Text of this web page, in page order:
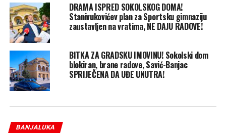
DRAMA ISPRED SOKOLSKOG DOMA!
Stanivukovićev plan za Sportsku gimnaziju
zaustavljen na vratima, NE DAJU RADOVE!
BITKA ZA GRADSKU IMOVINU! Sokolski dom
blokiran, brane radove, Savić-Banjac
SPRIJEČENA DA UĐE UNUTRA!
BANJALUKA